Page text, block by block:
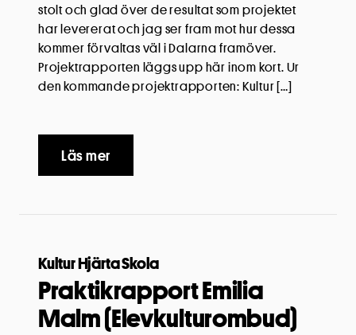
stolt och glad över de resultat som projektet
har levererat och jag ser fram mot hur dessa
kommer förvaltas väl i Dalarna framöver.
Projektrapporten läggs upp här inom kort. Ur
den kommande projektrapporten: Kultur […]
Läs mer
Kultur Hjärta Skola
Praktikrapport Emilia
Malm (Elevkulturombud)